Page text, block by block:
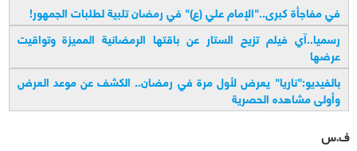
في مفاجأة كبرى.."الإمام علي (ع)" في رمضان تلبية لطلبات الجمهور!
رسميا..آي فيلم تزيح الستار عن باقتها الرمضانية المميزة وتواقيت
عرضها
بالفيديو:"ناریا" يعرض لأول مرة في رمضان.. الكشف عن موعد العرض
وأولى مشاهده الحصرية
ف.س